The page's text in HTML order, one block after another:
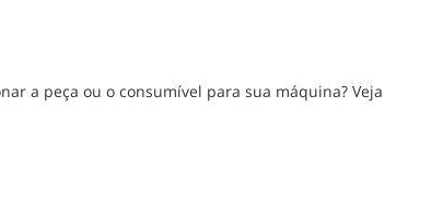
a peça ou o consumível para sua máquina? Veja